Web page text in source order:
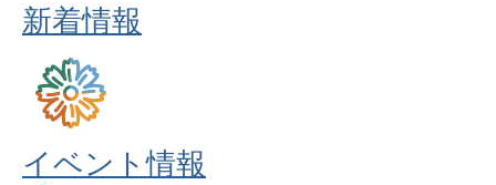
新着情報
イベント情報